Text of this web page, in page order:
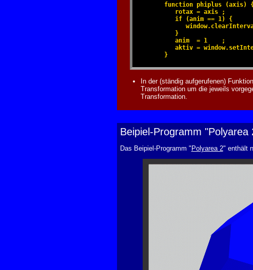
function phiplus (axis)
         rotax = axis ;
         if (anim == 1) {
         }
         anim  = 1    ;
aktiv =
      }
In der (ständig aufgerufenen) Funktion
Transformation um die jeweils
Transformation.
Beipiel-Programm "Polyarea
Das Beipiel-Programm "Polyarea 2" enthält